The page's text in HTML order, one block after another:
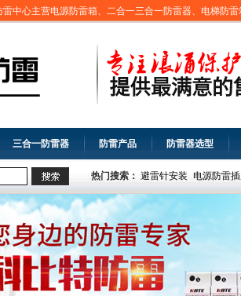
中心主营电源防雷箱、二合一三合一防雷器、电梯防雷
三合一防雷器 防雷产品 防雷器选型
热门搜索： 避雷针安装 电源防雷